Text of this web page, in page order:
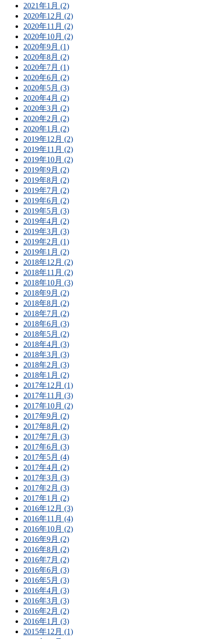
2021年1月 (2)
2020年12月 (2)
2020年11月 (2)
2020年10月 (2)
2020年9月 (1)
2020年8月 (2)
2020年7月 (1)
2020年6月 (2)
2020年5月 (3)
2020年4月 (2)
2020年3月 (2)
2020年2月 (2)
2020年1月 (2)
2019年12月 (2)
2019年11月 (2)
2019年10月 (2)
2019年9月 (2)
2019年8月 (2)
2019年7月 (2)
2019年6月 (2)
2019年5月 (3)
2019年4月 (2)
2019年3月 (3)
2019年2月 (1)
2019年1月 (2)
2018年12月 (2)
2018年11月 (2)
2018年10月 (3)
2018年9月 (2)
2018年8月 (2)
2018年7月 (2)
2018年6月 (3)
2018年5月 (2)
2018年4月 (3)
2018年3月 (3)
2018年2月 (3)
2018年1月 (2)
2017年12月 (1)
2017年11月 (3)
2017年10月 (2)
2017年9月 (2)
2017年8月 (2)
2017年7月 (3)
2017年6月 (3)
2017年5月 (4)
2017年4月 (2)
2017年3月 (3)
2017年2月 (3)
2017年1月 (2)
2016年12月 (3)
2016年11月 (4)
2016年10月 (2)
2016年9月 (2)
2016年8月 (2)
2016年7月 (2)
2016年6月 (3)
2016年5月 (3)
2016年4月 (3)
2016年3月 (3)
2016年2月 (2)
2016年1月 (3)
2015年12月 (1)